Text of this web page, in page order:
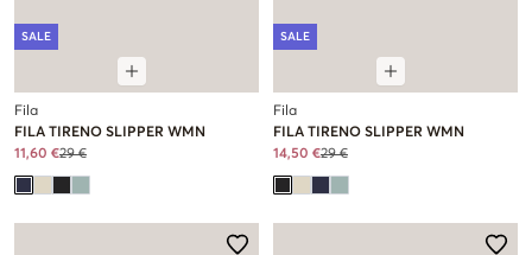
SALE
Fila
FILA TIRENO SLIPPER WMN
11,60 €29 €
SALE
Fila
FILA TIRENO SLIPPER WMN
14,50 €29 €